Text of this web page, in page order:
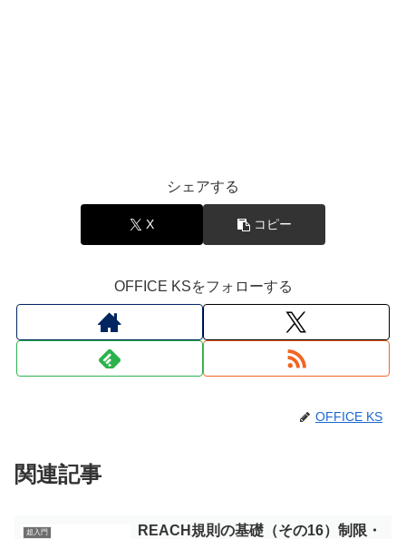
シェアする
X コピー
OFFICE KSをフォローする
OFFICE KS
関連記事
超入門
REACH規則の基礎（その16）制限・